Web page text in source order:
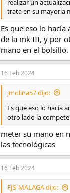
realizar un
trata en su mayoria
Es que eso lo
de la mk III, y por
mano en el bolsillo.
16 Feb 2024
jmolina57 dijo:
Es que eso lo hacía
otro lado la
meter su mano en
las tecnológicas
16 Feb 2024
FJS-MALAGA dijo: